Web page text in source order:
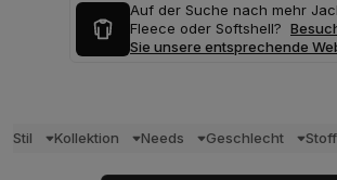
Auf der Suche nach mehr
Fleece oder Softshell?
Sie unsere entsprechende
Stil Kollektion Needs Geschlecht Stoff